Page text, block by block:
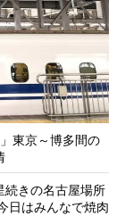
東京～博多間の
続きの名古屋場所
日はみんなで焼肉